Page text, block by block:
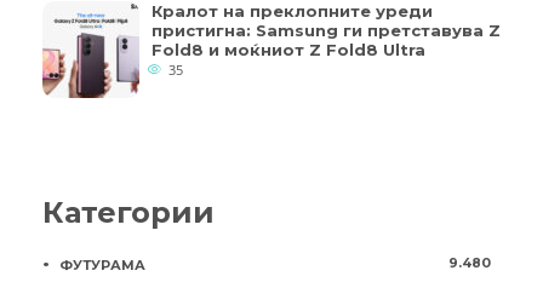
Кралот на преклопните уреди
пристигна: Samsung ги претставува Z
Fold8 и моќниот Z Fold8 Ultra
35
Категории
ФУТУРАМА 9.480